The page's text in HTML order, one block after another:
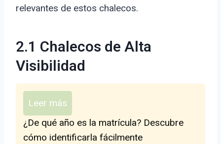
relevantes de estos chalecos.
2.1 Chalecos de Alta
Visibilidad
Leer más
¿De qué año es la matrícula? Descubre
cómo identificarla fácilmente